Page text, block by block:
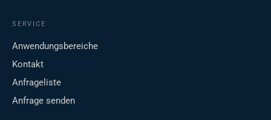
SERVICE
Anwendungsbereiche
Kontakt
Anfrageliste
Anfrage senden